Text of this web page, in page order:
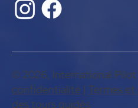
© 2026, International Pilot
confidentialité | Termes
des tours guidés